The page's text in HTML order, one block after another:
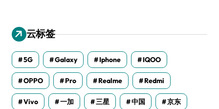
云标签
5G Galaxy Iphone IQOO
OPPO Pro Realme Redmi
Vivo 一加 三星 中国 京东